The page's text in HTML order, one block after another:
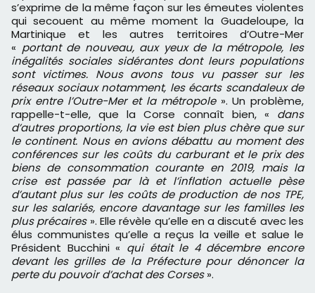
s’exprime de la même façon sur les émeutes violentes
qui secouent au même moment la Guadeloupe, la
Martinique et les autres territoires d’Outre-Mer
« portant de nouveau, aux yeux de la métropole, les
inégalités sociales sidérantes dont leurs populations
sont victimes. Nous avons tous vu passer sur les
réseaux sociaux notamment, les écarts scandaleux de
prix entre l’Outre-Mer et la métropole ». Un problème,
rappelle-t-elle, que la Corse connaît bien, « dans
d’autres proportions, la vie est bien plus chère que sur
le continent. Nous en avions débattu au moment des
conférences sur les coûts du carburant et le prix des
biens de consommation courante en 2019, mais la
crise est passée par là et l’inflation actuelle pèse
d’autant plus sur les coûts de production de nos TPE,
sur les salariés, encore davantage sur les familles les
plus précaires ». Elle révèle qu’elle en a discuté avec les
élus communistes qu’elle a reçus la veille et salue le
Président Bucchini « qui était le 4 décembre encore
devant les grilles de la Préfecture pour dénoncer la
perte du pouvoir d’achat des Corses».